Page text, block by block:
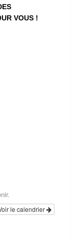
VOUS !
le calendrier